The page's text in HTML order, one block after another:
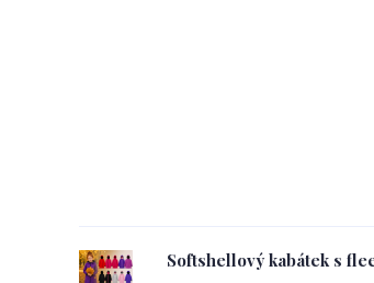
Softshellový kabátek s